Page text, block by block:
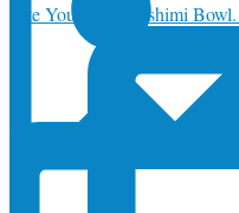
Your Own Sashimi